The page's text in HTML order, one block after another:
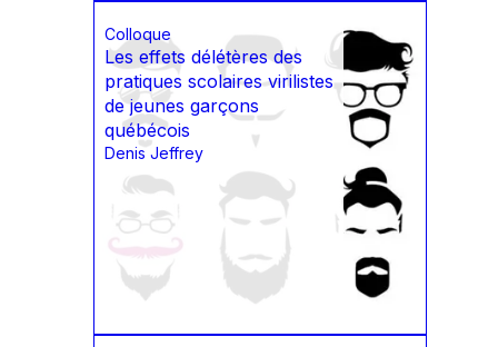
Colloque
Les effets délétères des
pratiques scolaires virilistes
de jeunes garçons
québécois
Denis Jeffrey